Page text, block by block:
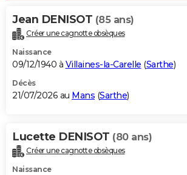
Alimentation
Guide de la santé
Maladies
Médicaments
Sommeil
VOYAGE
Destinations
City break
Voyage nature
Voyage de noces
Forum
Climat
+PHOTO
GUIDES D'ACHAT
BONS PLANS
Carte de Noël
Carte Bonne année
Carte Saint-Valentin
Carte Pâques
Carte d'anniversaire
DICTIONNAIRE
Dictionnaire
Biographies
Citations
Expressions
Proverbes
PROGRAMME TV
Jean DENISOT (85 ans)
Créer une cagnotte obsèques
Naissance
09/12/1940 à Villaines-la-Carelle (Sarthe)
Décès
21/07/2026 au Mans (Sarthe)
Lucette DENISOT (80 ans)
Créer une cagnotte obsèques
Naissance